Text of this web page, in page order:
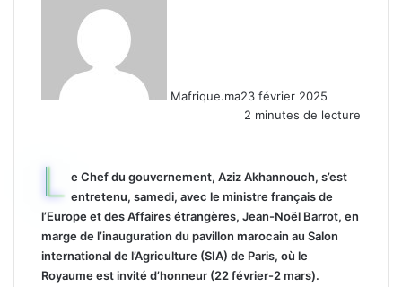
Mafrique.ma23 février 2025
2 minutes de lecture
L e Chef du gouvernement, Aziz Akhannouch, s’est
entretenu, samedi, avec le ministre français de
l’Europe et des Affaires étrangères, Jean-Noël Barrot, en
marge de l’inauguration du pavillon marocain au Salon
international de l’Agriculture (SIA) de Paris, où le
Royaume est invité d’honneur (22 février-2 mars).